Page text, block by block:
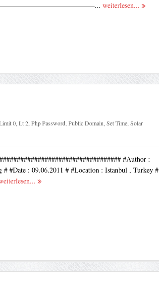
weiterlesen...
0,Lt 2,Php Password,Public Domain,Set Time,Solar
#Author :
#Date : 09.06.2011 # #Location : Istanbul , Turkey #